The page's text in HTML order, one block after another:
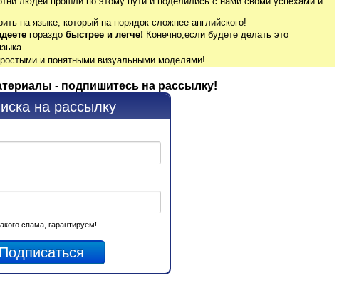
на языке, который на порядок сложнее английского!
гораздо быстрее и легче! Конечно,если будете делать это
и понятными визуальными моделями!
- подпишитесь на рассылку!
на рассылку
спама, гарантируем!